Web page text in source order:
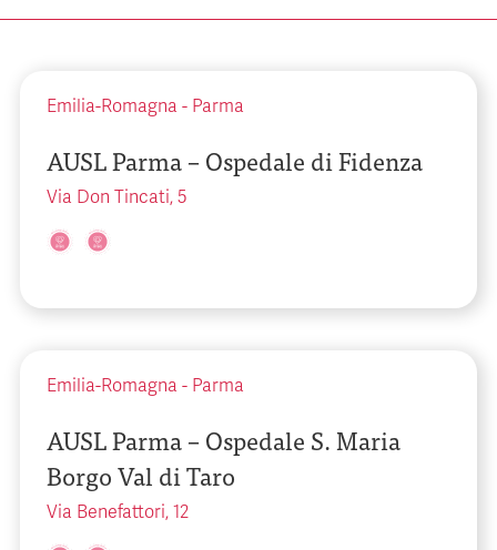
Emilia-Romagna - Parma
AUSL Parma – Ospedale di Fidenza
Via Don Tincati, 5
Emilia-Romagna - Parma
AUSL Parma – Ospedale S. Maria
Borgo Val di Taro
Via Benefattori, 12